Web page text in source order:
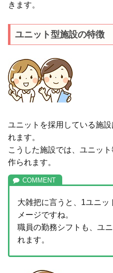
きます。
ユニット型施設の特徴
ユニットを採用している施
れます。
こうした施設では、ユニッ
作られます。
大雑把に言うと、1ユニッ
メージですね。
職員の勤務シフトも、ユ
れます。